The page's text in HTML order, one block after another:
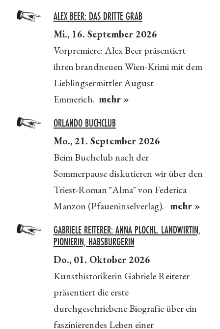
ALEX BEER: DAS DRITTE GRAB
Mi., 16. September 2026
Vorpremiere: Alex Beer präsentiert
ihren brandneuen Wien-Krimi mit dem
Lieblingsermittler August
Emmerich. mehr »
ORLANDO BUCHCLUB
Mo., 21. September 2026
Beim Buchclub nach der
Sommerpause diskutieren wir über den
Triest-Roman "Alma" von Federica
Manzon (Pfaueninselverlag). mehr »
GABRIELE REITERER: ANNA PLOCHL. LANDWIRTIN,
PIONIERIN, HABSBURGERIN
Do., 01. Oktober 2026
Kunsthistorikerin Gabriele Reiterer
präsentiert die erste
durchgeschriebene Biografie über ein
faszinierendes Leben einer